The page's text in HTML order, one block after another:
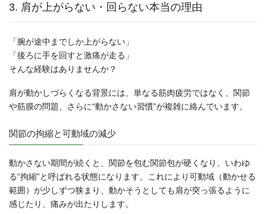
3. 肩が上がらない・回らない本当の理由
「腕が途中までしか上がらない」
「後ろに手を回すと激痛が走る」
そんな経験はありませんか？
肩が動かしづらくなる背景には、単なる筋肉疲労ではなく、関節
や筋膜の問題、さらに“動かさない習慣”が複雑に絡んでいます。
関節の拘縮と可動域の減少
動かさない期間が続くと、関節を包む関節包が硬くなり、いわゆ
る“拘縮”と呼ばれる状態になります。これにより可動域（動かせる
範囲）が少しずつ狭まり、動かそうとしても肩が突っ張るように
感じたり、痛みが出たりします。